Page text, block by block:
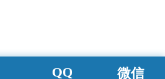
QQ 微信